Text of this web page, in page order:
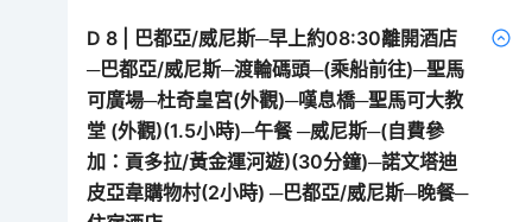
D 8
巴都亞/威尼斯─早上約08:30離開酒店
─巴都亞/威尼斯─渡輪碼頭─(乘船前往)─聖馬
可廣場─杜奇皇宮(外觀)─嘆息橋─聖馬可大教
堂 (外觀)(1.5小時)─午餐 ─威尼斯─(自費參
加：貢多拉/黃金運河遊)(30分鐘)─諾文塔迪
皮亞韋購物村(2小時) ─巴都亞/威尼斯─晚餐─